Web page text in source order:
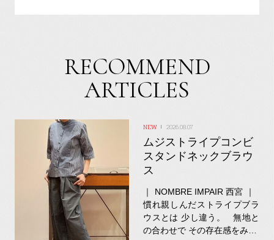
RECOMMEND
ARTICLES
2026.08.07
ムジストライプコンビ
スタンドネックブラウ
ス
｜ NOMBRE IMPAIR 西宮 ｜
慣れ親しんだストライプブラ
ウスとは 少し違う。 無地と
の合わせで その存在感をみ…